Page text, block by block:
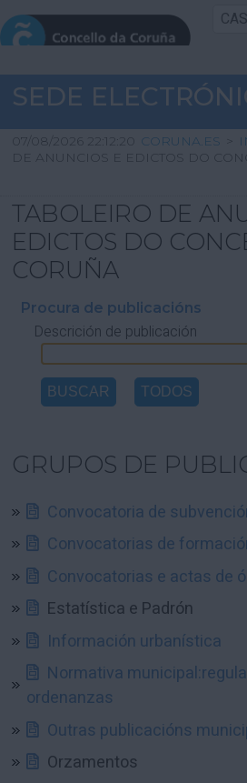
INICIO SEDE
INICIO
INFORMACIÓN
CARTAFOL
AXUDA
SEDE
07/08/2026 22:12:20 CORUNA.ES >
DE ANUNCIOS E EDICTOS DO
TABOLEIRO DE
EDICTOS DO
CORUÑA
Procura de publicacións
Descrición de publicación
GRUPOS DE
Convocatoria de
Convocatorias de
Convocatorias e actas de
Estatística e Padrón
Información urbanística
Normativa
ordenanzas
Outras publicacións
Orzamentos